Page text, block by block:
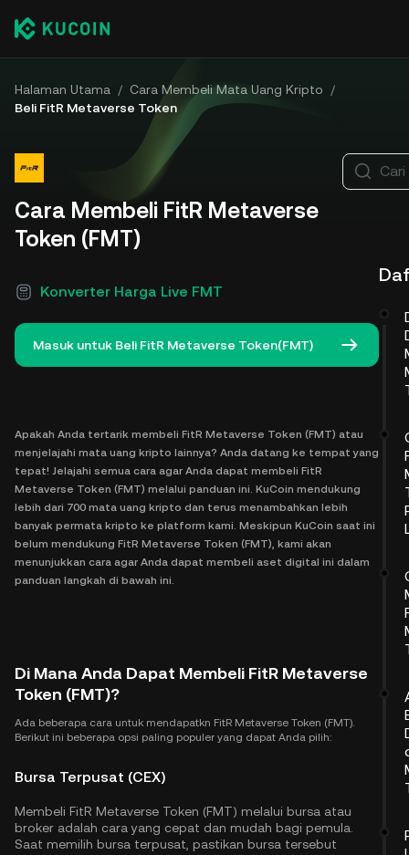
Halaman Utama / Cara Membeli Mata Uang Kripto
/
Beli FitR Metaverse Token
Cara Membeli FitR Metaverse
Token (FMT)
Konverter Harga Live FMT
Masuk untuk Beli FitR Metaverse Token(FMT)
Apakah Anda tertarik membeli FitR Metaverse Token (FMT) atau
menjelajahi mata uang kripto lainnya? Anda datang ke tempat yang
tepat! Jelajahi semua cara agar Anda dapat membeli FitR
Metaverse Token (FMT) melalui panduan ini. KuCoin mendukung
lebih dari 700 mata uang kripto dan terus menambahkan lebih
banyak permata kripto ke platform kami. Meskipun KuCoin saat ini
belum mendukung FitR Metaverse Token (FMT), kami akan
menunjukkan cara agar Anda dapat membeli aset digital ini dalam
panduan langkah di bawah ini.
Di Mana Anda Dapat Membeli FitR Metaverse
Token (FMT)?
Ada beberapa cara untuk mendapatkn FitR Metaverse Token (FMT).
Berikut ini beberapa opsi paling populer yang dapat Anda pilih:
Bursa Terpusat (CEX)
Membeli FitR Metaverse Token (FMT) melalui bursa atau
broker adalah cara yang cepat dan mudah bagi pemula.
Saat memilih bursa terpusat, pastikan bursa tersebut